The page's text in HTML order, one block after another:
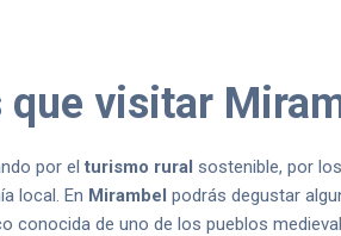
visitar
por elturismo rural sostenible, por
local. En Mirambel podrás degustar
conocida de uno de los pueblos